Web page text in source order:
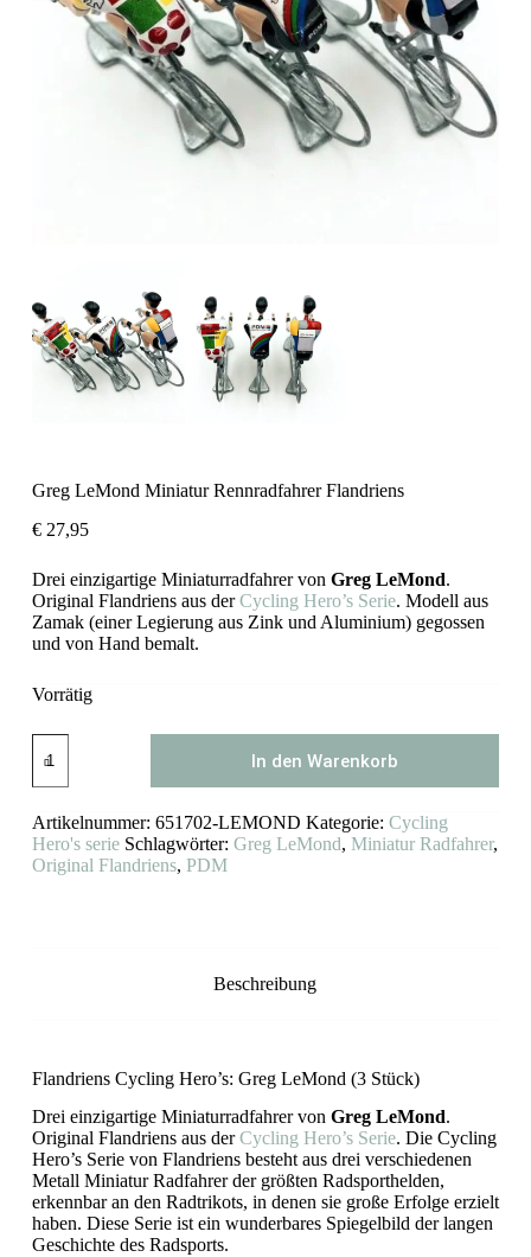
Greg LeMond Miniatur Rennradfahrer Flandriens
€27,95
Drei einzigartige Miniaturradfahrer von Greg LeMond.
Original Flandriens aus derCycling Hero’s Serie. Modell aus
Zamak (einer Legierung aus Zink und Aluminium) gegossen
und von Hand bemalt.
Vorrätig
LeMond
Miniatur
Flandriens
Menge
In den Warenkorb
Artikelnummer: 651702-LEMOND Kategorie: Cycling
Hero's serie Schlagwörter: Greg LeMond, Miniatur Radfahrer,
Original Flandriens, PDM
Beschreibung
Flandriens Cycling Hero’s: Greg LeMond (3 Stück)
Drei einzigartige Miniaturradfahrer von Greg LeMond.
Original Flandriens aus derCycling Hero’s Serie. Die Cycling
Hero’s Serie von Flandriens besteht aus drei verschiedenen
Metall Miniatur Radfahrer der größten Radsporthelden,
erkennbar an den Radtrikots, in denen sie große Erfolge erzielt
haben. Diese Serie ist ein wunderbares Spiegelbild der langen
Geschichte des Radsports.